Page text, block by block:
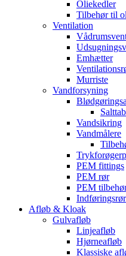
Oliekedler
Tilbehør til
Ventilation
Emhætter
Murriste
Vandforsyning
Vandsikring
Vandmålere
PEM fittings
PEM rør
PEM
Indføringsrør
Afløb & Kloak
Gulvafløb
Linjeafløb
Hjørneafløb
Klassiske